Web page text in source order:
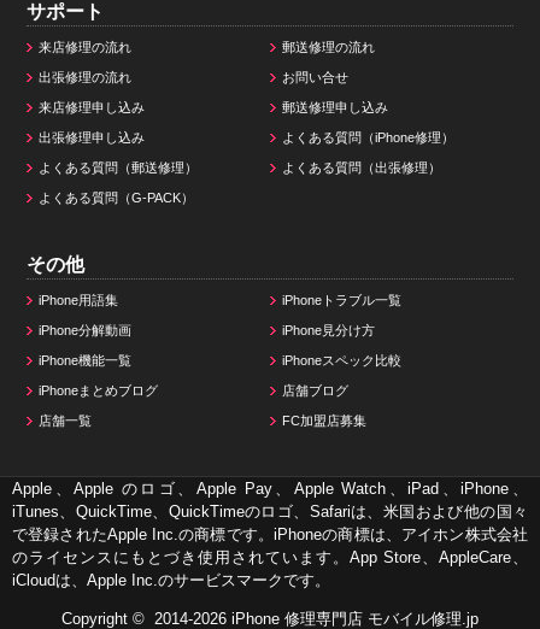
サポート
来店修理の流れ 郵送修理の流れ
出張修理の流れ お問い合せ
来店修理申し込み 郵送修理申し込み
出張修理申し込み よくある質問（iPhone修理）
よくある質問（郵送修理） よくある質問（出張修理）
よくある質問（G-PACK）
その他
iPhone用語集 iPhoneトラブル一覧
iPhone分解動画 iPhone見分け方
iPhone機能一覧 iPhoneスペック比較
iPhoneまとめブログ 店舗ブログ
店舗一覧 FC加盟店募集
Apple、Apple のロゴ、Apple Pay、Apple Watch、iPad、iPhone、
iTunes、QuickTime、QuickTimeのロゴ、Safariは、米国および他の国々
で登録されたApple Inc.の商標です。iPhoneの商標は、アイホン株式会社
のライセンスにもとづき使用されています。App Store、AppleCare、
iCloudは、Apple Inc.のサービスマークです。
Copyright © 2014-2026 iPhone 修理専門店 モバイル修理.jp